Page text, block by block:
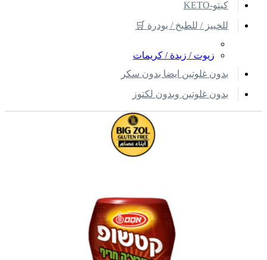
كيتو-KETO
للخبيز / للطبخ / بودرة 🛒
زيوت / زبدة / كريمات
بدون غلوتين ايضا بدون سكر
بدون غلوتين وبدون لكتوز